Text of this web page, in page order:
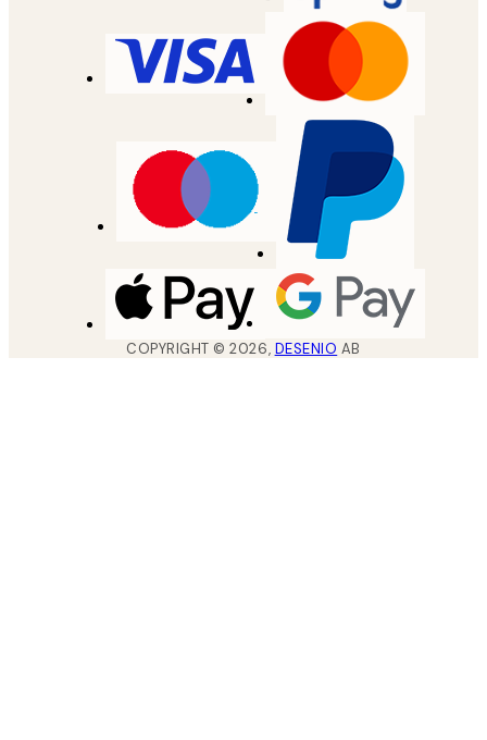
COPYRIGHT ©2026, DESENIO AB